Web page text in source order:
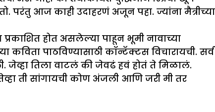
परंतु आज काही उदाहरणं अजून पहा. ज्यांना मैत्रीच्या
होत असलेल्या पाहून भूमी नावाच्या
पाठविण्यासाठी कॉन्टॅक्टस विचारायची. सर्व
जेव्हा तिला वाटलं की जेवढं हवं होतं ते मिळालं.
ती सांगायची कोण अंजली आणि जरी मी तर